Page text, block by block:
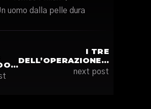
uomo dalla pelle dura
I TRE
DELL’OPERAZIONE…
next post